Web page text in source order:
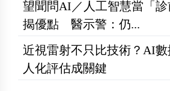
望聞問AI／人工智慧當「診
揭優點 醫示警：仍...
近視雷射不只比技術？AI數
人化評估成關鍵